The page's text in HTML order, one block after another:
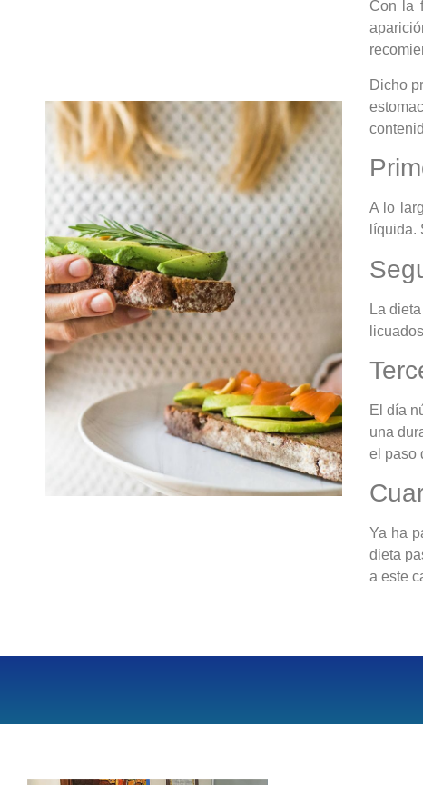
Con la
Dicho
A lo
líquida.
La
El día
una
el paso
Ya ha
dieta
a este